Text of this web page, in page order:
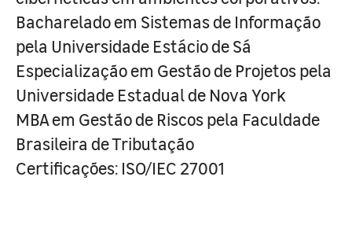
Bacharelado em Sistemas de Informação
pela Universidade Estácio de Sá
Especialização em Gestão de Projetos pela
Universidade Estadual de Nova York
MBA em Gestão de Riscos pela Faculdade
Brasileira de Tributação
Certificações: ISO/IEC 27001